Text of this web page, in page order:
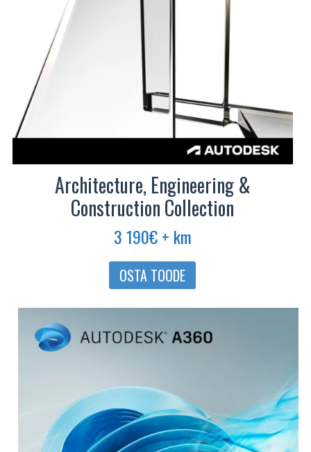
Architecture, Engineering &
Construction Collection
3 190€+ km
OSTA TOODE